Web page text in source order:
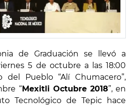
de Graduación se llevó a
5 de octubre a las 18:00
del Pueblo “Alí Chumacero”,
“Mexitli Octubre 2018”, en
Tecnológico de Tepic hace